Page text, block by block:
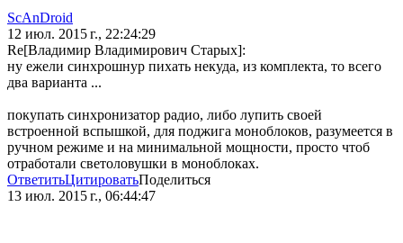
ScAnDroid
12 июл. 2015 г., 22:24:29
Re[Владимир Владимирович Старых]:
ну ежели синхрошнур пихать некуда, из комплекта, то всего
два варианта ...
покупать синхронизатор радио, либо лупить своей
встроенной вспышкой, для поджига моноблоков, разумеется в
ручном режиме и на минимальной мощности, просто чтоб
отработали светоловушки в моноблоках.
ОтветитьЦитироватьПоделиться
13 июл. 2015 г., 06:44:47